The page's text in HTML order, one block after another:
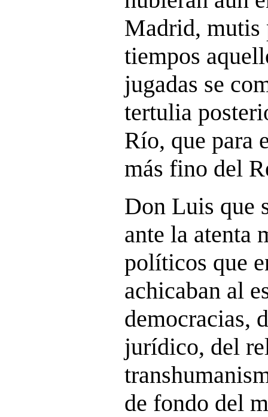
Madrid, mutis
tiempos
jugadas se
tertulia
Río, que para
más fino del
Don Luis que
ante la atenta
políticos que
achicaban al
democracias,
jurídico, del
de fondo del